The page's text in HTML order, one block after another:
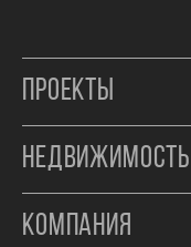
ПРОЕКТЫ
НЕДВИЖИМОСТЬ
КОМПАНИЯ